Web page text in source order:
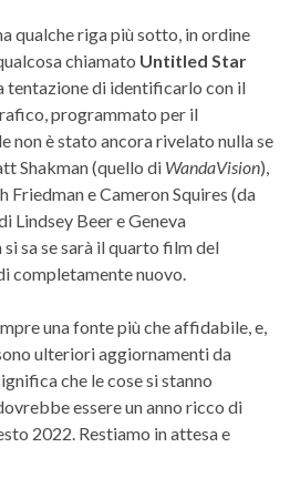
qualche riga più sotto, in ordine
chiamato Untitled Star
tentazione di identificarlo con il
programmato per il
non è stato ancora rivelato nulla se
Shakman (quello di WandaVision),
Friedman e Cameron Squires (da
Lindsey Beer e Geneva
sa se sarà il quarto film del
completamente nuovo.
una fonte più che affidabile, e,
ulteriori aggiornamenti da
che le cose si stanno
essere un anno ricco di
2022. Restiamo in attesa e